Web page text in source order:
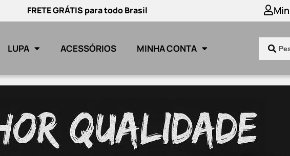
FRETE GRÁTIS para todo Brasil
LUPA ACESSÓRIOS MINHA CONTA